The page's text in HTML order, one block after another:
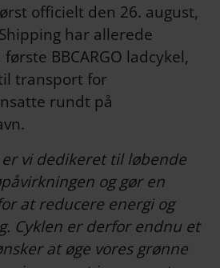
officielt den 26. august,
har allerede
BBCARGO ladcykel,
transport for
rundt på
vi dedikeret til løbende
og gør en
at reducere energi og
Cyklen er derfor endnu et
at øge vores grønne